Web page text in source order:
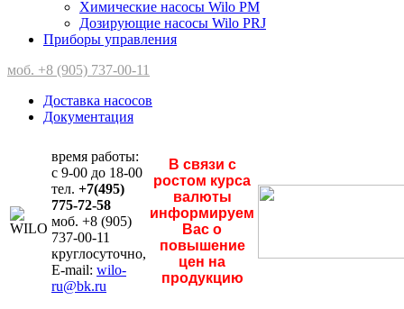
Химические насосы Wilo PM
Дозирующие насосы Wilo PRJ
Приборы управления
моб. +8 (905) 737-00-11
Доставка насосов
Документация
время работы:
с 9-00 до 18-00
тел. +7(495)
775-72-58
моб. +8 (905)
737-00-11
круглосуточно,
E-mail: wilo-
ru@bk.ru
В связи с
ростом курса
валюты
информируем
Вас о
повышение
цен на
продукцию